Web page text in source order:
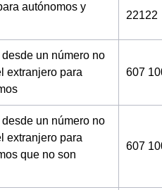
autónomos y
22122
un número no
extranjero para
607
un número no
extranjero para
que no son
607